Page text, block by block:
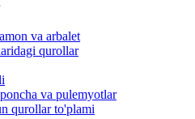
va arbalet
qurollar
va pulemyotlar
qurollar to'plami